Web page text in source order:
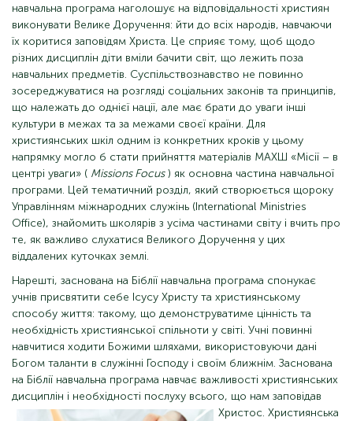
навчальна програма наголошує на відповідальності християн
виконувати Велике Доручення: йти до всіх народів, навчаючи
їх коритися заповідям Христа. Це сприяє тому, щоб щодо
різних дисциплін діти вміли бачити світ, що лежить поза
навчальних предметів. Суспільствознавство не повинно
зосереджуватися на розгляді соціальних законів та принципів,
що належать до однієї нації, але має брати до уваги інші
культури в межах та за межами своєї країни. Для
християнських шкіл одним із конкретних кроків у цьому
напрямку могло б стати прийняття матеріалів МАХШ «Місії – в
центрі уваги» ( Missions Focus) як основна частина навчальної
програми. Цей тематичний розділ, який створюється щороку
Управлінням міжнародних служінь (International Ministries
Office), знайомить школярів з усіма частинами світу і вчить про
те, як важливо слухатися Великого Доручення у цих
віддалених куточках землі.
Нарешті, заснована на Біблії навчальна програма спонукає
учнів присвятити себе Ісусу Христу та християнському
способу життя: такому, що демонструватиме цінність та
необхідність християнської спільноти у світі. Учні повинні
навчитися ходити Божими шляхами, використовуючи дані
Богом таланти в служінні Господу і своїм ближнім. Заснована
на Біблії навчальна програма навчає важливості християнських
дисциплін і необхідності послуху всього, що нам заповідав
Христос. Християнська